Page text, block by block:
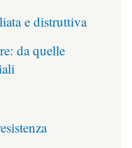
e distruttiva
da quelle